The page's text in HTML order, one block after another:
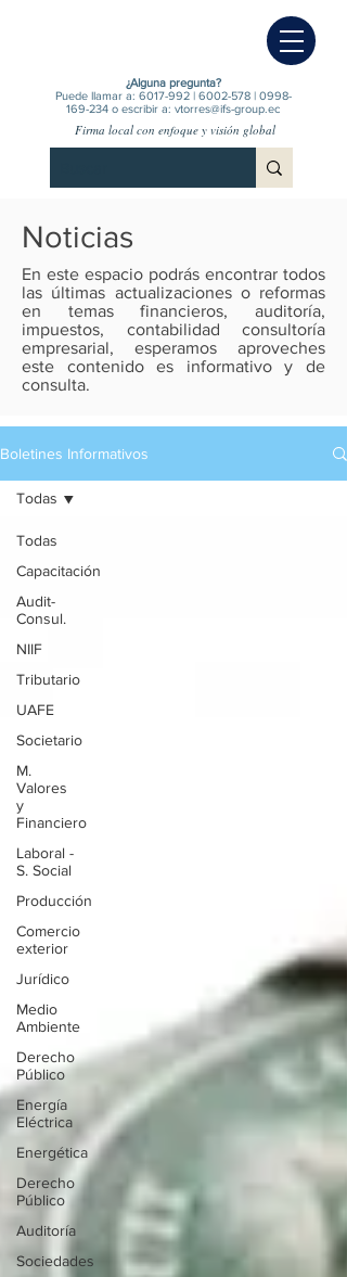
¿Alguna pregunta?
Puede llamar a: 6017-992| 6002-578| 0998-
169-234 o escribir a: vtorres@ifs-group.ec
Firma local con enfoque y visión global
Noticias
En este espacio podrás encontrar todos
las últimas actualizaciones o reformas
en temas financieros, auditoría,
impuestos, contabilidad consultoría
empresarial, esperamos aproveches
este contenido es informativo y de
consulta.
Boletines Informativos
Todas
Capacitación
Audit-
Consul.
NIIF
Tributario
UAFE
Societario
M.
Valores
y
Financiero
Laboral -
S. Social
Producción
Comercio
exterior
Jurídico
Medio
Ambiente
Derecho
Público
Energía
Eléctrica
Energética
Derecho
Público
Auditoría
Sociedades
Todas